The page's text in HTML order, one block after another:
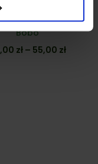
bukietowa
'Bobo’
zł – 55,00 złZakres